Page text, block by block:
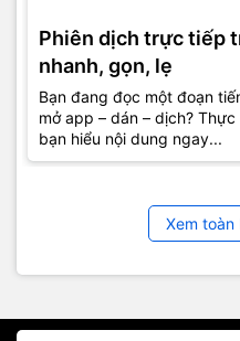
Phiên dịch trực tiếp
nhanh, gọn, lẹ
Bạn đang đọc một đoạn
mở app – dán – dịch?
bạn hiểu nội dung ngay...
Xem